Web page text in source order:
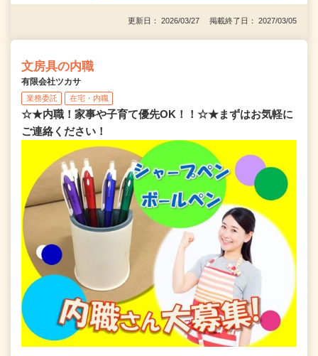
更新日： 2026/03/27 掲載終了日： 2027/03/05
文房具の内職
有限会社ツカサ
業務委託 在宅・内職
☆★内職！家事や子育て優先OK！！☆★まずはお気軽に
ご連絡ください！